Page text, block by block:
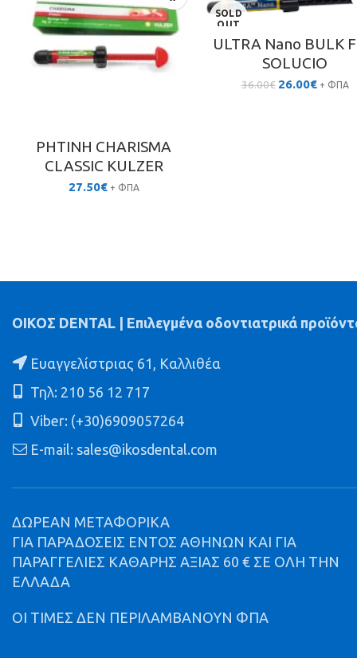
ΡΗΤΙΝΗ CHARISMA
CLASSIC KULZER
27.50€ + ΦΠΑ
SOLD
OUT
ULTRA Nano BULK
SOLUCIO
36.00€ Original
26.00€Η+ ΦΠΑ
ΟΙΚΟΣ DENTAL | Επιλεγμένα οδοντιατρικά
Ευαγγελίστριας 61, Καλλιθέα
Τηλ: 210 56 12 717
Viber: (+30)6909057264
E-mail: sales@ikosdental.com
ΔΩΡΕΑΝ ΜΕΤΑΦΟΡΙΚΑ
ΓΙΑ ΠΑΡΑΔΟΣΕΙΣ ΕΝΤΟΣ ΑΘΗΝΩΝ ΚΑΙ ΓΙΑ
ΠΑΡΑΓΓΕΛΙΕΣ ΚΑΘΑΡΗΣ ΑΞΙΑΣ 60 € ΣΕ ΟΛΗ ΤΗΝ
ΕΛΛΑΔΑ
ΟΙ ΤΙΜΕΣ ΔΕΝ ΠΕΡΙΛΑΜΒΑΝΟΥΝ ΦΠΑ